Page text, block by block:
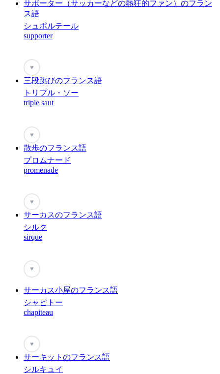
サポーター（サッカーなどの熱狂的ファン）のフラン
ス語
シュポルテール
supporter
♥
三段跳びのフランス語
トリプル・ソー
triple saut
♥
散歩のフランス語
プロムナード
promenade
♥
サーカスのフランス語
シルク
sirque
♥
サーカス小屋のフランス語
シャピトー
chapiteau
♥
サーキットのフランス語
シルキュイ